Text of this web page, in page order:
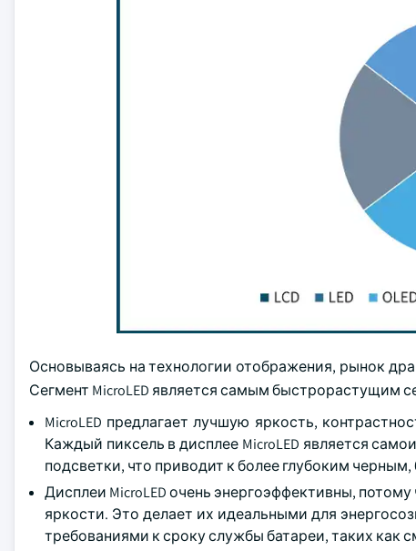
Основываясь на технологии отображения, рынок
Сегмент MicroLED является самым быстрорастущим
MicroLED предлагает лучшую яркость,
Каждый пиксель в дисплее MicroLED является
подсветки, что приводит к более глубоким
Дисплеи MicroLED очень энергоэффективны,
яркости. Это делает их идеальными для
требованиями к сроку службы батареи, таких как